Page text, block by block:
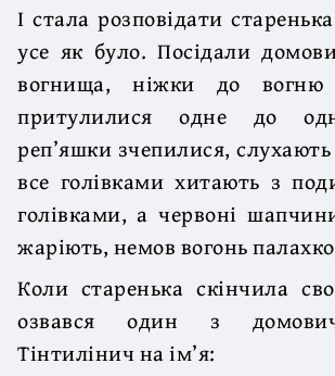
І стала розповідати
усе як було. Посідали
вогнища, ніжки до вогню
притулилися одне до
реп’яшки зчепилися,
все голівками хитають з
голівками, а червоні
жаріють, немов вогонь
Коли старенька скінчила
озвався один з
Тінтилінич на ім’я: